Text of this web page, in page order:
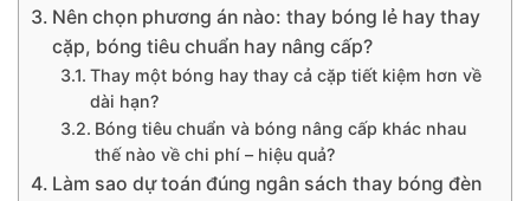
Nên chọn phương án nào: thay bóng lẻ hay thay
cặp, bóng tiêu chuẩn hay nâng cấp?
Thay một bóng hay thay cả cặp tiết kiệm hơn về
dài hạn?
Bóng tiêu chuẩn và bóng nâng cấp khác nhau
thế nào về chi phí – hiệu quả?
Làm sao dự toán đúng ngân sách thay bóng đèn